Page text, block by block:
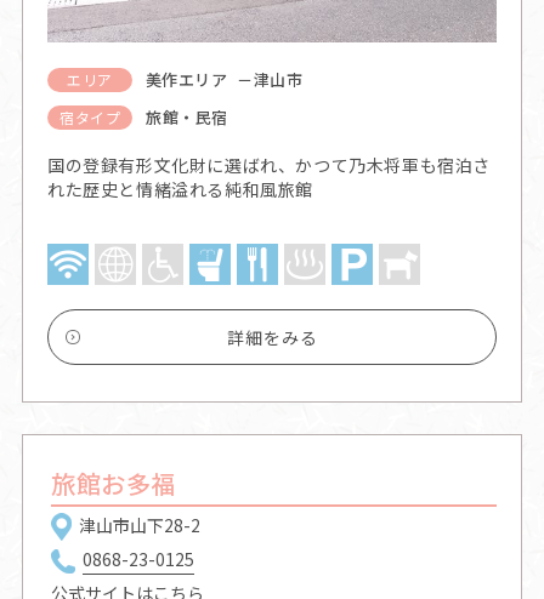
エリア 美作エリア －津山市
宿タイプ 旅館・民宿
国の登録有形文化財に選ばれ、かつて乃木将軍も宿泊さ
れた歴史と情緒溢れる純和風旅館
詳細をみる
旅館お多福
津山市山下28-2
0868-23-0125
公式サイトはこちら